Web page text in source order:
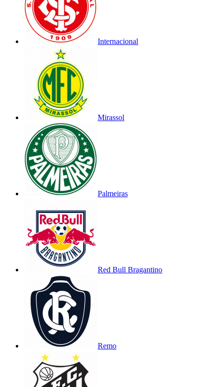
Internacional
Mirassol
Palmeiras
Red Bull Bragantino
Remo